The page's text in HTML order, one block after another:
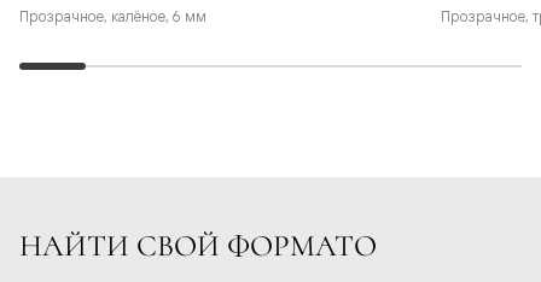
Прозрачное, калёное, 6 мм Прозрачное,
НАЙТИ СВОЙ ФОРМАТО